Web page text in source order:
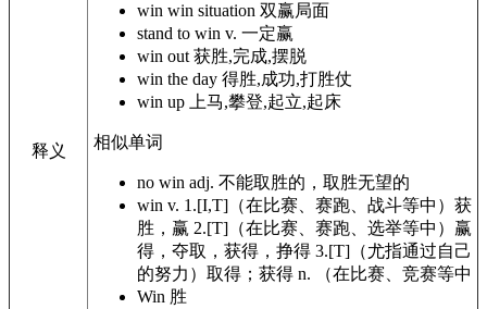
释义
win win situation 双赢局面
stand to win v. 一定赢
win out 获胜,完成,摆脱
win the day 得胜,成功,打胜仗
win up
上马,攀登,起立,起床
相似单词
no win adj. 不能取胜的，取胜无望的
win v. 1.[I,T]（在比赛、赛跑、战斗等中）获
胜，赢 2.[T]（在比赛、赛跑、选举等中）赢
得，夺取，获得，挣得 3.[T]（尤指通过自己
的努力）取得；获得 n. （在比赛、竞赛等中
Win 胜